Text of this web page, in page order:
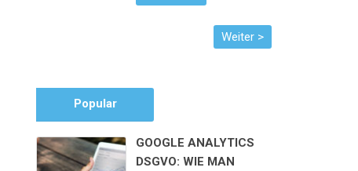
Popular
GOOGLE ANALYTICS
DSGVO: WIE MAN